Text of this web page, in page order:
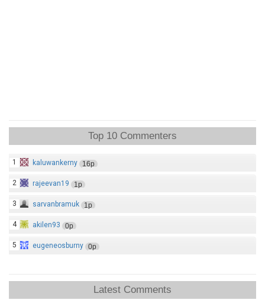
Top 10 Commenters
1 kaluwankerny 16p
2 rajeevan19 1p
3 sarvanbramuk 1p
4 akilen93 0p
5 eugeneosburny 0p
Latest Comments